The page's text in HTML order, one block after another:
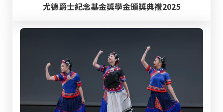
尤德爵士紀念基金獎學金頒獎典禮2025